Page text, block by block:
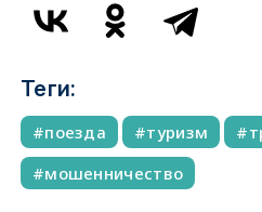
Теги:
поезда туризм
мошенничество